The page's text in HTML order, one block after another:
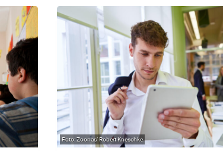
Zoonar/ Robert Kneschke